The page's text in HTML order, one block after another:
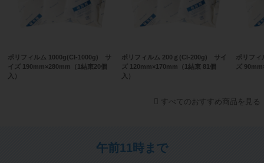
ポリフィルム 1000g(CI-1000g) サ
イズ 190mm×280mm（1結束20個
入）
ポリフィルム 200ｇ(CI-200g) サイ
ズ 120mm×170mm（1結束 81個
入）
ポリフ
ズ
すべてのおすすめ商品を見る
午前11時まで